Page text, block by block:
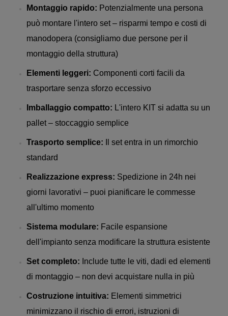
Montaggio rapido: Potenzialmente una persona
può montare l'intero set – risparmi tempo e costi di
manodopera (consigliamo due persone per il
montaggio della struttura)
Elementi leggeri: Componenti corti facili da
trasportare senza sforzo eccessivo
Imballaggio compatto: L'intero KIT si adatta su un
pallet – stoccaggio semplice
Trasporto semplice: Il set entra in un rimorchio
standard
Realizzazione express: Spedizione in 24h nei
giorni lavorativi – puoi pianificare le commesse
all'ultimo momento
Sistema modulare: Facile espansione
dell'impianto senza modificare la struttura esistente
Set completo: Include tutte le viti, dadi ed elementi
di montaggio – non devi acquistare nulla in più
Costruzione intuitiva: Elementi simmetrici
minimizzano il rischio di errori, istruzioni di